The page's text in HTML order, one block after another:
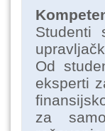
Studenti
Od
eksperti
za